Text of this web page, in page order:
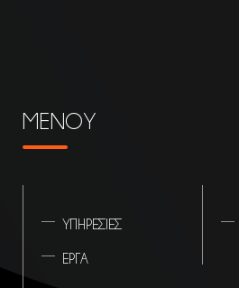
ΜΕΝΟΥ
ΥΠΗΡΕΣΙΕΣ
ΕΡΓΑ